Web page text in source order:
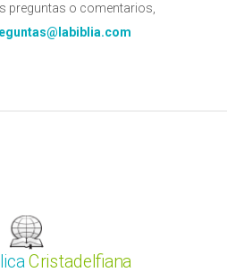
preguntas o comentarios,
Cristadelfiana